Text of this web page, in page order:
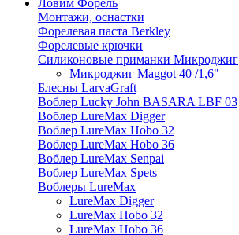
Ловим Форель
Монтажи, оснастки
Форелевая паста Berkley
Форелевые крючки
Силиконовые приманки Микроджиг
Микроджиг Maggot 40 /1,6"
Блесны LarvaGraft
Воблер Lucky John BASARA LBF 03
Воблер LureMax Digger
Воблер LureMax Hobo 32
Воблер LureMax Hobo 36
Воблер LureMax Senpai
Воблер LureMax Spets
Воблеры LureMax
LureMax Digger
LureMax Hobo 32
LureMax Hobo 36